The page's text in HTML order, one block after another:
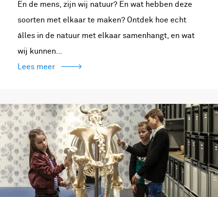
En de mens, zijn wij natuur? En wat hebben deze
soorten met elkaar te maken? Ontdek hoe echt
álles in de natuur met elkaar samenhangt, en wat
wij kunnen…
Lees meer